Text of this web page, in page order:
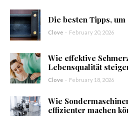
Die besten Tipps,
Clove - February 20, 2026
Wie effektive
Lebensqualität
Clove - February 18, 2026
Wie
effizienter machen